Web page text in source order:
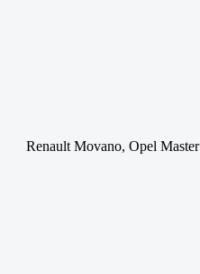
Renault Movano, Opel Master